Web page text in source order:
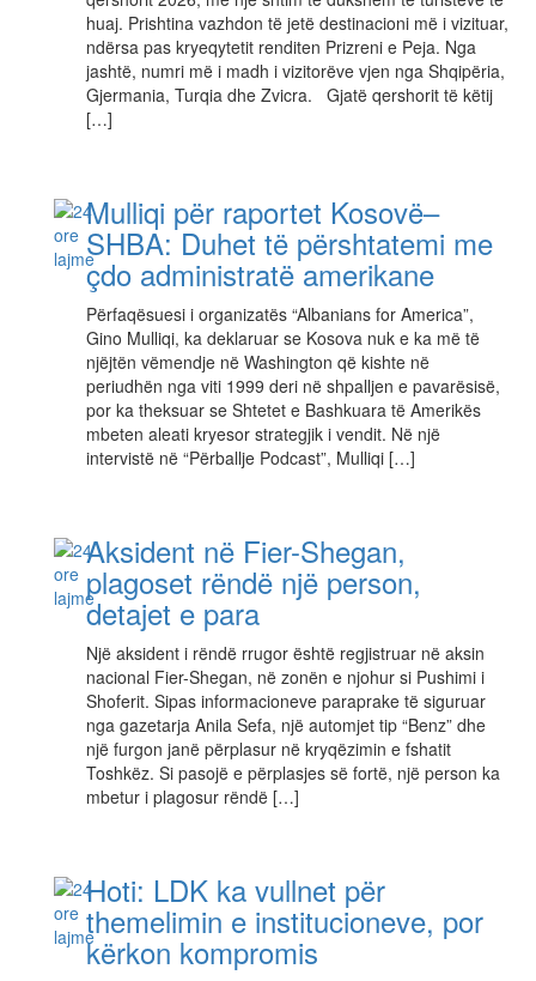
huaj. Prishtina vazhdon të jetë destinacioni më i vizituar,
ndërsa pas kryeqytetit renditen Prizreni e Peja. Nga
jashtë, numri më i madh i vizitorëve vjen nga Shqipëria,
Gjermania, Turqia dhe Zvicra. Gjatë qershorit të këtij
[…]
Mulliqi për raportet Kosovë–
SHBA: Duhet të përshtatemi me
çdo administratë amerikane
Përfaqësuesi i organizatës “Albanians for America”,
Gino Mulliqi, ka deklaruar se Kosova nuk e ka më të
njëjtën vëmendje në Washington që kishte në
periudhën nga viti 1999 deri në shpalljen e pavarësisë,
por ka theksuar se Shtetet e Bashkuara të Amerikës
mbeten aleati kryesor strategjik i vendit. Në një
intervistë në “Përballje Podcast”, Mulliqi […]
Aksident në Fier-Shegan,
plagoset rëndë një person,
detajet e para
Një aksident i rëndë rrugor është regjistruar në aksin
nacional Fier-Shegan, në zonën e njohur si Pushimi i
Shoferit. Sipas informacioneve paraprake të siguruar
nga gazetarja Anila Sefa, një automjet tip “Benz” dhe
një furgon janë përplasur në kryqëzimin e fshatit
Toshkëz. Si pasojë e përplasjes së fortë, një person ka
mbetur i plagosur rëndë […]
Hoti: LDK ka vullnet për
themelimin e institucioneve, por
kërkon kompromis